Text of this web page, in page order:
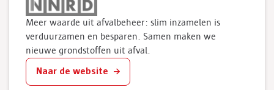
Meer waarde uit afvalbeheer: slim inzamelen is
verduurzamen en besparen. Samen maken we
nieuwe grondstoffen uit afval.
Naar de website